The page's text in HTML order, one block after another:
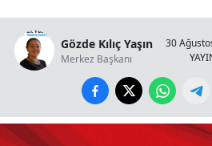
Gözde Kılıç Yaşın
Merkez Başkanı
30